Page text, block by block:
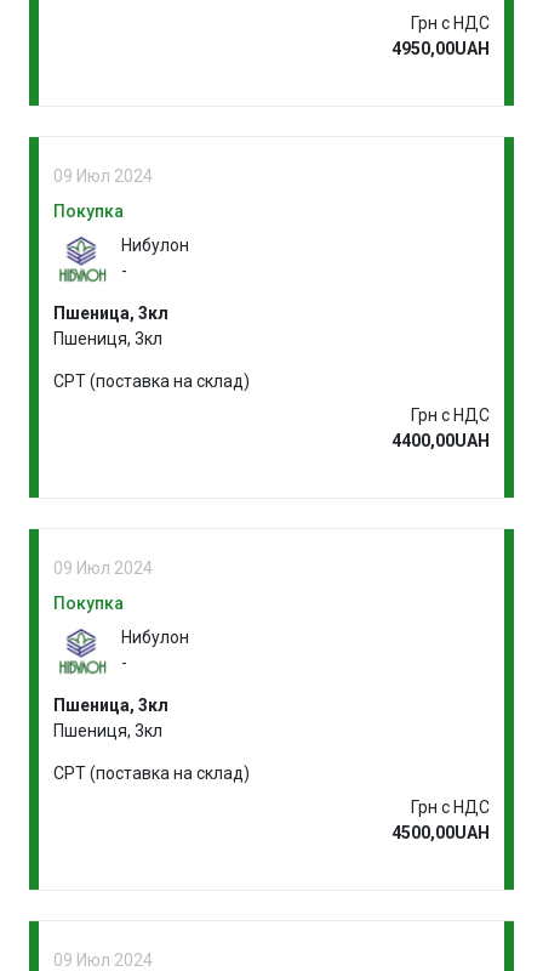
Грн с НДС
4950,00UAH
09 Июл 2024
Покупка
Нибулон
-
Пшеница, 3кл
Пшениця, 3кл
CPT (поставка на склад)
Грн с НДС
4400,00UAH
09 Июл 2024
Покупка
Нибулон
-
Пшеница, 3кл
Пшениця, 3кл
CPT (поставка на склад)
Грн с НДС
4500,00UAH
09 Июл 2024